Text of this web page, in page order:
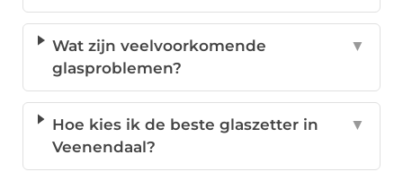
Wat zijn veelvoorkomende
glasproblemen?
▼
Hoe kies ik de beste glaszetter in
Veenendaal?
▼